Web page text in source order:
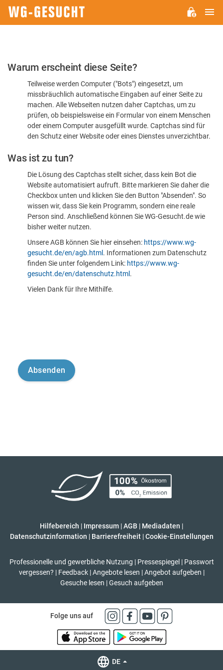
Bitte
dass
sind
Warum erscheint diese Seite?
Teilweise werden Computer ("Bots") eingesetzt, um
missbräuchlich automatische Eingaben auf einer Seite zu
machen. Alle Webseiten nutzen daher Captchas, um zu
prüfen, ob beispielsweise ein Formular von einem Menschen
oder einem Computer ausgefüllt wurde. Captchas sind für
den Schutz einer Website oder eines Dienstes unverzichtbar.
Was ist zu tun?
Die Lösung des Captchas stellt sicher, dass kein Bot die
Website automatisiert aufruft. Bitte markieren Sie daher die
Checkbox unten und klicken Sie den Button "Absenden". So
wissen wir, dass Sie kein Programm, sondern eine reale
Person sind. Anschließend können Sie WG-Gesucht.de wie
bisher weiter nutzen.
Unsere AGB können Sie hier einsehen: https://www.wg-
gesucht.de/en/agb.html . Informationen zum Datenschutz
finden Sie unter folgendem Link: https://www.wg-
gesucht.de/en/datenschutz.html .
Vielen Dank für Ihre Mithilfe.
Hilfebereich | Impressum |AGB | Mediadaten |
Datenschutzinformation | Barrierefreiheit | Cookie-Einstellungen
Professionelle und gewerbliche Nutzung | Pressespiegel | Passwort
vergessen? | Feedback | Angebote lesen | Angebot aufgeben |
Gesuche lesen | Gesuch aufgeben
Folge uns auf
DE